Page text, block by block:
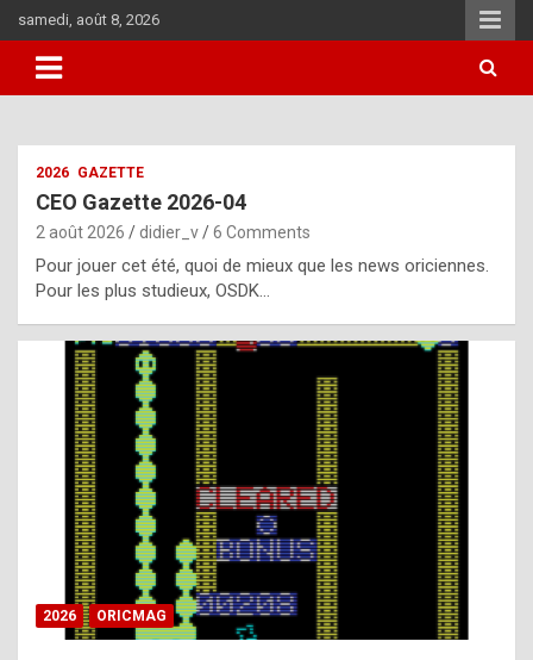
to
content
samedi, août 8, 2026
i
u
l
y
d
i
ff
i
2026 GAZETTE
CEO Gazette 2026-04
2 août 2026 didier_v 6 Comments
Pour jouer cet été, quoi de mieux que les news oriciennes.
Pour les plus studieux, OSDK…
2026 ORICMAG